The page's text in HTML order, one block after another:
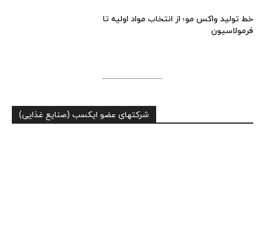
خط تولید واکس مو؛ از انتخاب مواد اولیه تا
فرمولاسیون
شرکتهای عضو ایکسب (صنایع غذایی)